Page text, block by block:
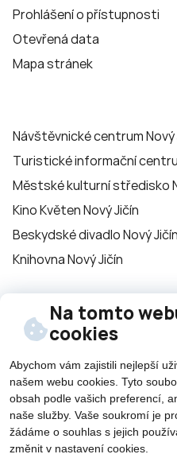
Na tomto
cookies
Abychom vám zajistili nejlepší
našem webu cookies. Tyto
obsah podle vašich preferencí,
naše služby. Vaše soukromí je
žádáme o souhlas s jejich
změnit v nastavení cookies.
Prohlášení o přístupnosti
Otevřená data
Mapa stránek
Návštěvnické centrum Nový
Turistické informační
Městské kulturní středisko
Kino Květen Nový Jičín
Beskydské divadlo Nový Jičín
Knihovna Nový Jičín
Sledujte nás na
sítích